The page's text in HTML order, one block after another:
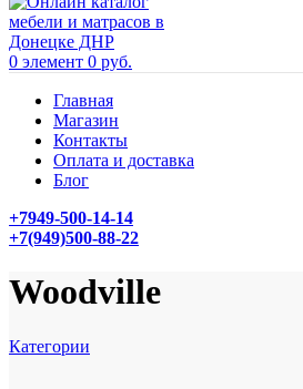
0 элемент 0 руб.
Главная
Магазин
Контакты
Оплата и доставка
Блог
+7949-500-14-14
+7(949)500-88-22
Woodville
Категории